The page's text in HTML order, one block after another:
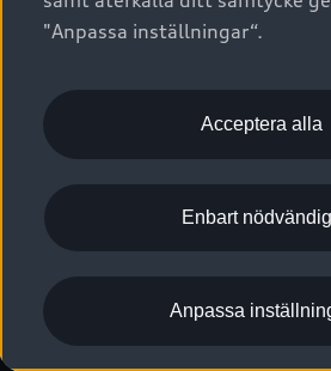
Vanliga frågor
2G/3G nätet stängs ned - Hur
Pressmeddelanden
Nyhetsbrev
Vårt hållbarhetsarbete
Lediga tjänster huvudkontor
Lediga tjänster hos Audi
Kommentar till mediauppgifter
Utgivare Juridiskt
Juridiskt Audi
Juridiskt Audi Digital Giveaway
Anpassa inställningar för cookies
Visselblåsarkanaler
"Anpassa inställningar“.
Acceptera alla
Enbart
Anpassa